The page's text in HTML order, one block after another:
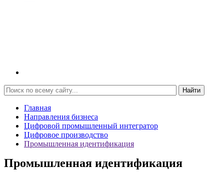
Найти
Главная
Направления бизнеса
Цифровой промышленный интегратор
Цифровое производство
Промышленная идентификация
Промышленная идентификация